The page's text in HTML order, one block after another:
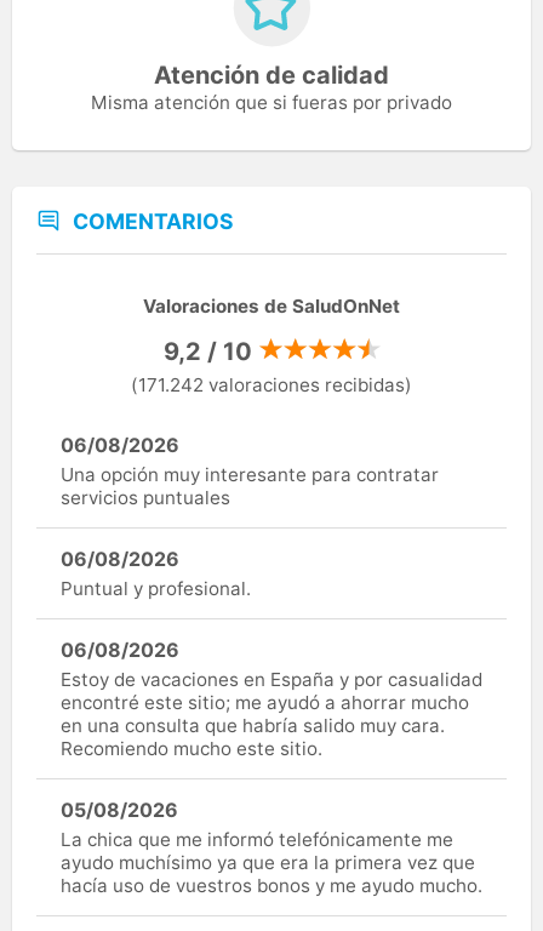
Atención de calidad
Misma atención que si fueras por privado
COMENTARIOS
Valoraciones de SaludOnNet
9,2 / 10
(171.242 valoraciones recibidas)
06/08/2026
Una opción muy interesante para contratar
servicios puntuales
06/08/2026
Puntual y profesional.
06/08/2026
Estoy de vacaciones en España y por casualidad
encontré este sitio; me ayudó a ahorrar mucho
en una consulta que habría salido muy cara.
Recomiendo mucho este sitio.
05/08/2026
La chica que me informó telefónicamente me
ayudo muchísimo ya que era la primera vez que
hacía uso de vuestros bonos y me ayudo mucho.